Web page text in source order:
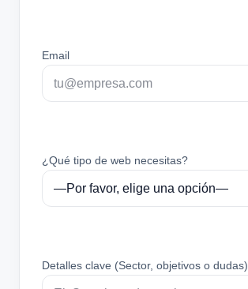
Email
¿Qué tipo de web necesitas?
Detalles clave (Sector, objetivos o dudas)